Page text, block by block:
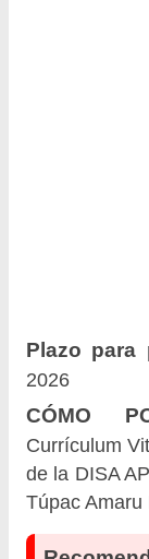
Plazo para
2026
CÓMO
Currículum
de la DISA
Túpac Amaru